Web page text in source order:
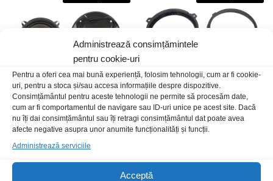
Administrează consimțămintele
pentru cookie-uri
Pentru a oferi cea mai bună experiență, folosim tehnologii, cum ar fi cookie-
uri, pentru a stoca și/sau accesa informațiile despre dispozitive.
Consimțământul pentru aceste tehnologii ne permite să procesăm date,
cum ar fi comportamentul de navigare sau ID-uri unice pe acest site. Dacă
nu îți dai consimțământul sau îți retragi consimțământul dat poate avea
afecte negative asupra unor anumite funcționalități și funcții.
Administrează serviciile
Acceptă
Dif DBS60 6″ set auto
Rama dif Opel Astra F-G 91-05
plastic negru